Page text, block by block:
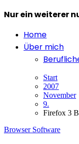
Nur ein weiterer
Home
Über mich
Start
2007
November
9.
Firefox 3
Browser Software